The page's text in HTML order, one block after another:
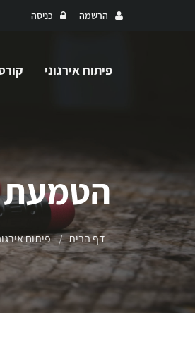
הרשמה כניסה
פיתוח אירגוני
הטמעת
דף הבית פיתוח